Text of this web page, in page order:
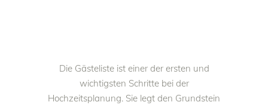
Die Gästeliste ist einer der ersten und
wichtigsten Schritte bei der
Hochzeitsplanung. Sie legt den Grundstein